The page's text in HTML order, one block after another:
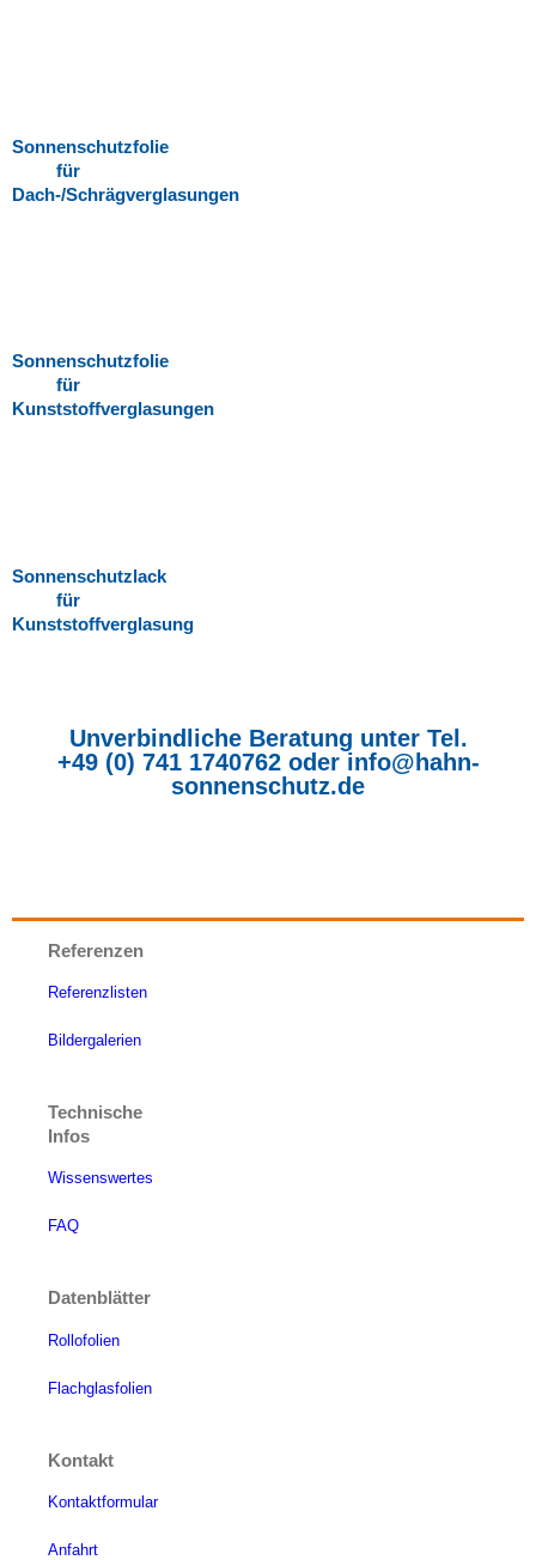
Sonnenschutzfolie
für
Dach-/Schrägverglasungen
Sonnenschutzfolie
für
Kunststoffverglasungen
Sonnenschutzlack
für
Kunststoffverglasung
Unverbindliche Beratung unter Tel.
+49 (0) 741 1740762oder info@hahn-
sonnenschutz.de
Referenzen
Referenzlisten
Bildergalerien
Technische
Infos
Wissenswertes
FAQ
Datenblätter
Rollofolien
Flachglasfolien
Kontakt
Kontaktformular
Anfahrt